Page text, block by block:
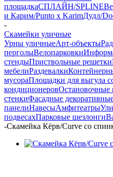
площадкаСПЛАЙН/SPLINE
и Карим/Punto x KarimДудл/
-
Скамейки уличные
Урны уличныеАрт-объекты
перголыВелопарковки
стендыПриствольные решетки
мебелиРаздевалки
мусораПлощадки для выгула
кондиционеровОстановочные
стенкиФасадные
панелиНавесыАмфитеатры
подвесахПарковые шезлонги
-Скамейка Кёрв/Curve со